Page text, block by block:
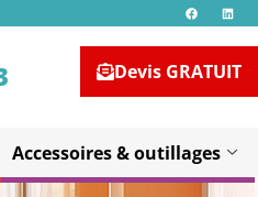
Devis GRATUIT
Accessoires & outillages